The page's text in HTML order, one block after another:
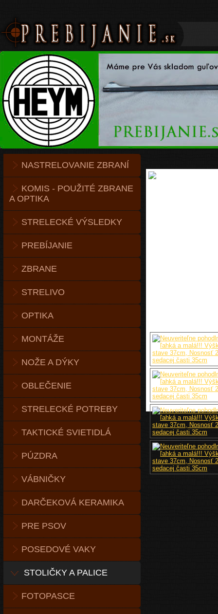
NASTRELOVANIE ZBRANÍ
KOMIS - POUŽITÉ ZBRANE
A OPTIKA
STRELECKÉ VÝSLEDKY
PREBÍJANIE
ZBRANE
STRELIVO
OPTIKA
MONTÁŽE
NOŽE A DÝKY
OBLEČENIE
STRELECKÉ POTREBY
TAKTICKÉ SVIETIDLÁ
PÚZDRA
VÁBNIČKY
DARČEKOVÁ KERAMIKA
PRE PSOV
POSEDOVÉ VAKY
STOLIČKY A PALICE
FOTOPASCE